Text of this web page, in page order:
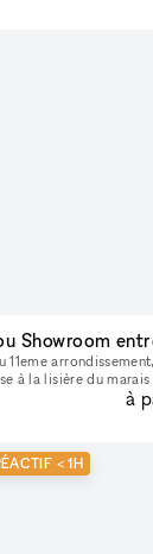
à la lisière du marais
Maur (espace desà
< 1H